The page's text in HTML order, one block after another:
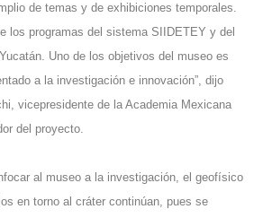
de temas y de exhibiciones temporales.
los programas del sistema SIIDETEY y del
Uno de los objetivos del museo es
a la investigación e innovación”, dijo
vicepresidente de la Academia Mexicana
del proyecto.
al museo a la investigación, el geofísico
en torno al cráter continúan, pues se